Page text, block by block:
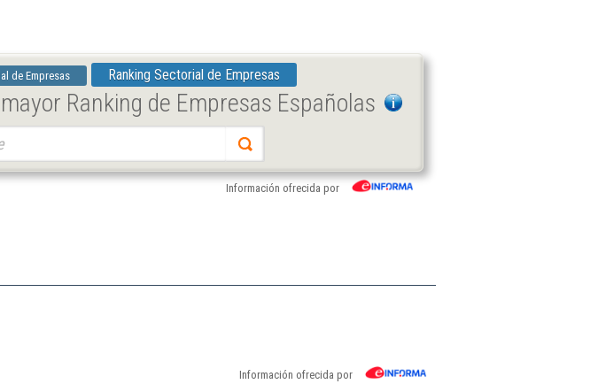
de Empresas Ranking Sectorial de Empresas
Ranking de Empresas Españolas
Información ofrecida por
Información ofrecida por